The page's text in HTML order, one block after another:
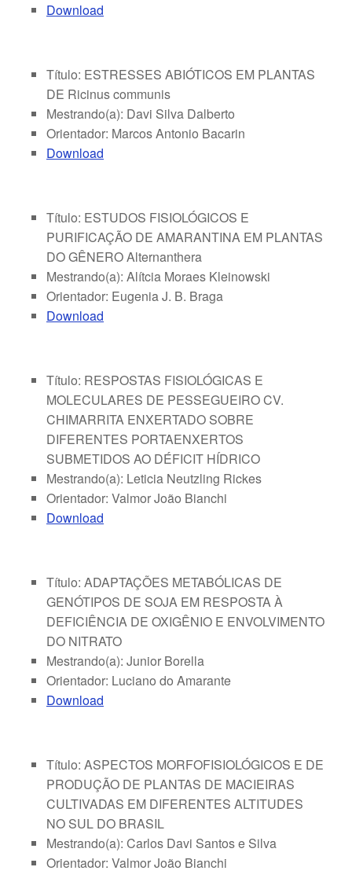
Download
Título: ESTRESSES ABIÓTICOS EM PLANTAS
DE Ricinus communis
Mestrando(a): Davi Silva Dalberto
Orientador: Marcos Antonio Bacarin
Download
Título: ESTUDOS FISIOLÓGICOS E
PURIFICAÇÃO DE AMARANTINA EM PLANTAS
DO GÊNERO Alternanthera
Mestrando(a): Alítcia Moraes Kleinowski
Orientador: Eugenia J. B. Braga
Download
Título: RESPOSTAS FISIOLÓGICAS E
MOLECULARES DE PESSEGUEIRO CV.
CHIMARRITA ENXERTADO SOBRE
DIFERENTES PORTAENXERTOS
SUBMETIDOS AO DÉFICIT HÍDRICO
Mestrando(a): Leticia Neutzling Rickes
Orientador: Valmor João Bianchi
Download
Título: ADAPTAÇÕES METABÓLICAS DE
GENÓTIPOS DE SOJA EM RESPOSTA À
DEFICIÊNCIA DE OXIGÊNIO E ENVOLVIMENTO
DO NITRATO
Mestrando(a): Junior Borella
Orientador: Luciano do Amarante
Download
Título: ASPECTOS MORFOFISIOLÓGICOS E DE
PRODUÇÃO DE PLANTAS DE MACIEIRAS
CULTIVADAS EM DIFERENTES ALTITUDES
NO SUL DO BRASIL
Mestrando(a): Carlos Davi Santos e Silva
Orientador: Valmor João Bianchi